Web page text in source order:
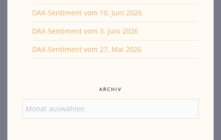
DAX-Sentiment vom 10. Juni 2026
DAX-Sentiment vom 3. Juni 2026
DAX-Sentiment vom 27. Mai 2026
ARCHIV